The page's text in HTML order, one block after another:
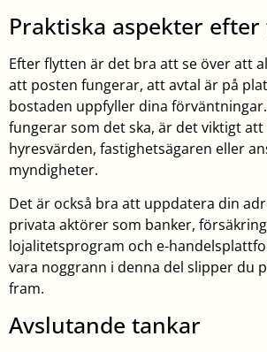
Praktiska aspekter
Efter flytten är det bra att se över att
att posten fungerar, att avtal är på
bostaden uppfyller dina
fungerar som det ska, är det viktigt
hyresvärden, fastighetsägaren eller
myndigheter.
Det är också bra att uppdatera din
privata aktörer som banker,
lojalitetsprogram och e-
vara noggrann i denna del slipper du
fram.
Avslutande tankar